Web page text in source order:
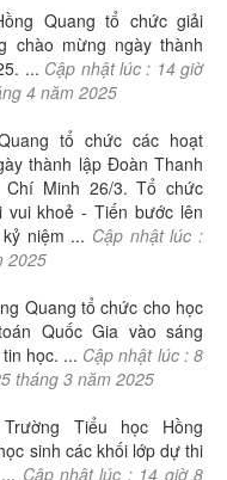
Quang tổ chức giải
chào mừng ngày thành
... Cập nhật lúc : 14 giờ
4 năm 2025
tổ chức các hoạt
thành lập Đoàn Thanh
Chí Minh 26/3. Tổ chức
vui khoẻ - Tiến bước lên
niệm ... Cập nhật lúc :
2025
Quang tổ chức cho học
Quốc Gia vào sáng
học. ... Cập nhật lúc : 8
tháng 3 năm 2025
Trường Tiểu học Hồng
sinh các khối lớp dự thi
Cập nhật lúc : 14 giờ 8